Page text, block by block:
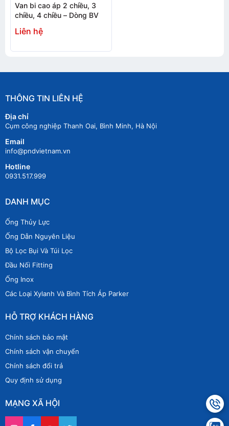
Van bi cao áp 2 chiều, 3
chiều, 4 chiều – Dòng BV
Liên hệ
THÔNG TIN LIÊN HỆ
Địa chỉ
Cụm công nghiệp Thanh Oai, Bình Minh, Hà Nội
Email
info@pndvietnam.vn
Hotline
0931.517.999
DANH MỤC
Ống Thủy Lực
Ống Dẫn Nguyên Liệu
Bộ Lọc Bụi Và Túi Lọc
Đầu Nối Fitting
Ống Inox
Các Loại Xylanh Và Bình Tích Áp Parker
HỖ TRỢ KHÁCH HÀNG
Chính sách bảo mật
Chính sách vận chuyển
Chính sách đổi trả
Quy định sử dụng
MẠNG XÃ HỘI